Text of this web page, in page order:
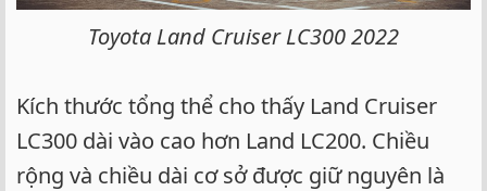
Toyota Land Cruiser LC300 2022
Kích thước tổng thể cho thấy Land Cruiser
LC300 dài vào cao hơn Land LC200. Chiều
rộng và chiều dài cơ sở được giữ nguyên là